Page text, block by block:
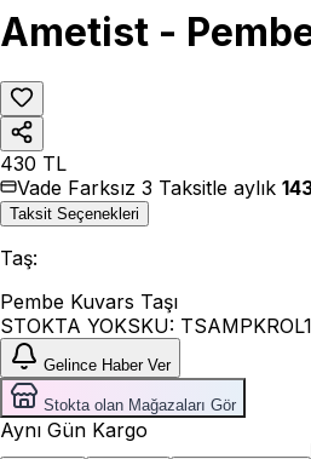
Ametist -
430 TL
Vade Farksız 3 Taksitle aylık
Taksit Seçenekleri
Taş:
Pembe Kuvars Taşı
STOKTA YOKSKU: TSAMPKROL1
Gelince Haber Ver
Stokta olan Mağazaları Gör
Aynı Gün Kargo